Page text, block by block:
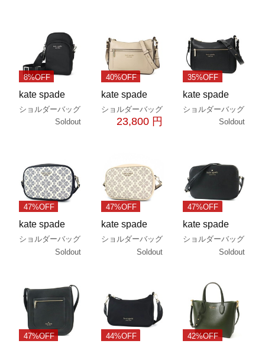
8%OFF
kate spade
ショルダーバッグ
Soldout
40%OFF
kate spade
ショルダーバッグ
23,800 円
35%OFF
kate spade
ショルダーバッグ
Soldout
47%OFF
kate spade
ショルダーバッグ
Soldout
47%OFF
kate spade
ショルダーバッグ
Soldout
47%OFF
kate spade
ショルダーバッグ
Soldout
47%OFF 44%OFF 42%OFF